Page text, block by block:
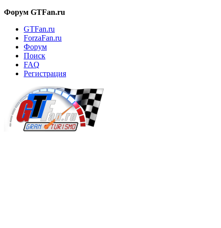
Форум GTFan.ru
GTFan.ru
ForzaFan.ru
Форум
Поиск
FAQ
Регистрация